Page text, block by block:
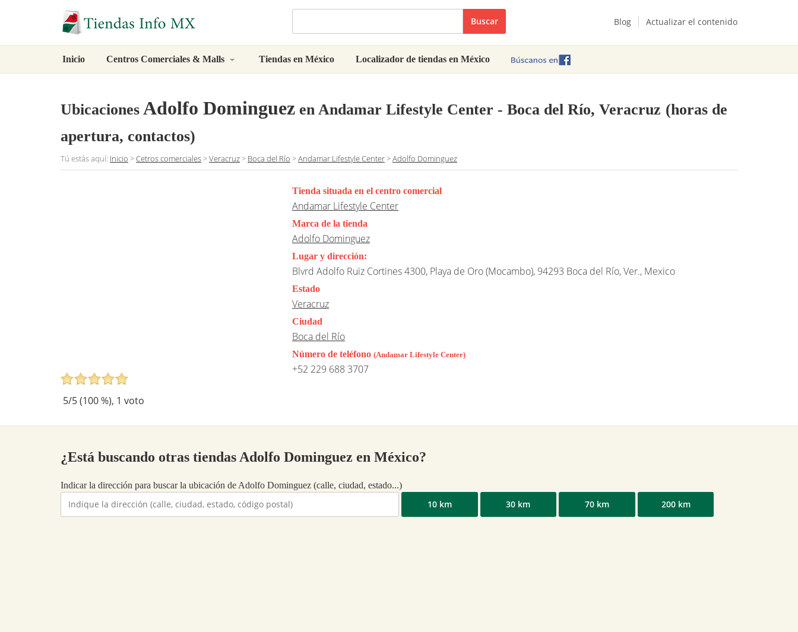
Buscar Blog Actualizar el contenido
Inicio Centros Comerciales & Malls Tiendas en México Localizador de tiendas en México
Ubicaciones Adolfo Dominguez en Andamar Lifestyle Center - Boca del Río, Veracruz (horas de
apertura, contactos)
Tú estás aquí: Inicio >Cetros comerciales>Veracruz> Boca del Río >Andamar Lifestyle Center>Adolfo Dominguez
5/5 (100%), 1 voto
Tienda situada en el centro comercial
Andamar Lifestyle Center
Marca de la tienda
Adolfo Dominguez
Lugar y dirección:
Blvrd Adolfo Ruiz Cortines 4300, Playa de Oro (Mocambo), 94293 Boca del Río, Ver., Mexico
Estado
Veracruz
Ciudad
Boca del Río
Número de teléfono (Andamar Lifestyle Center)
+52 229 688 3707
¿Está buscando otras tiendas Adolfo Dominguez en México?
Indicar la dirección para buscar la ubicación de Adolfo Dominguez (calle, ciudad, estado...)
10 km 30 km 70 km 200 km